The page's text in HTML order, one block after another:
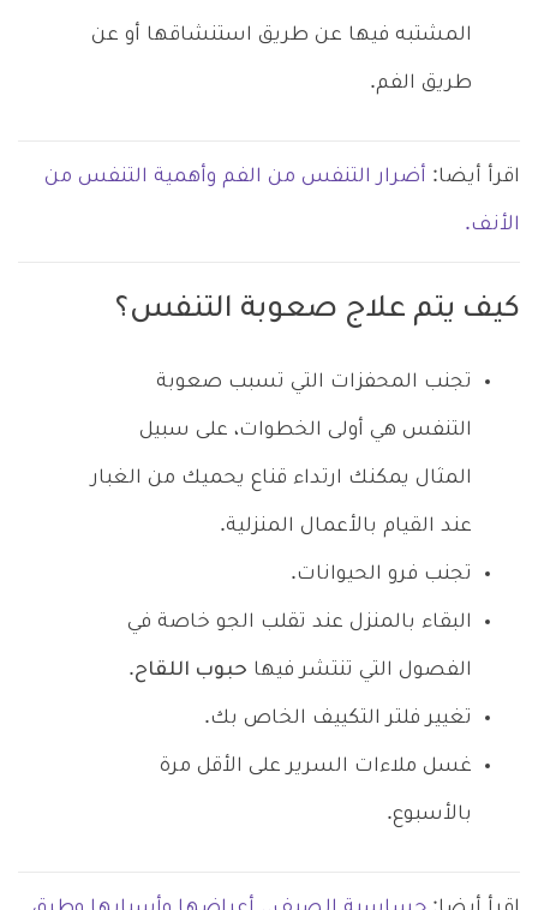
المشتبه فيها عن طريق استنشاقها أو عن
طريق الفم.
اقرأ أيضا: أضرار التنفس من الفم وأهمية التنفس من
الأنف.
كيف يتم علاج صعوبة التنفس؟
تجنب المحفزات التي تسبب صعوبة
التنفس هي أولى الخطوات، على سبيل
المثال يمكنك ارتداء قناع يحميك من الغبار
عند القيام بالأعمال المنزلية.
تجنب فرو الحيوانات.
البقاء بالمنزل عند تقلب الجو خاصة في
الفصول التي تنتشر فيها حبوب اللقاح.
تغيير فلتر التكييف الخاص بك.
غسل ملاءات السرير على الأقل مرة
بالأسبوع.